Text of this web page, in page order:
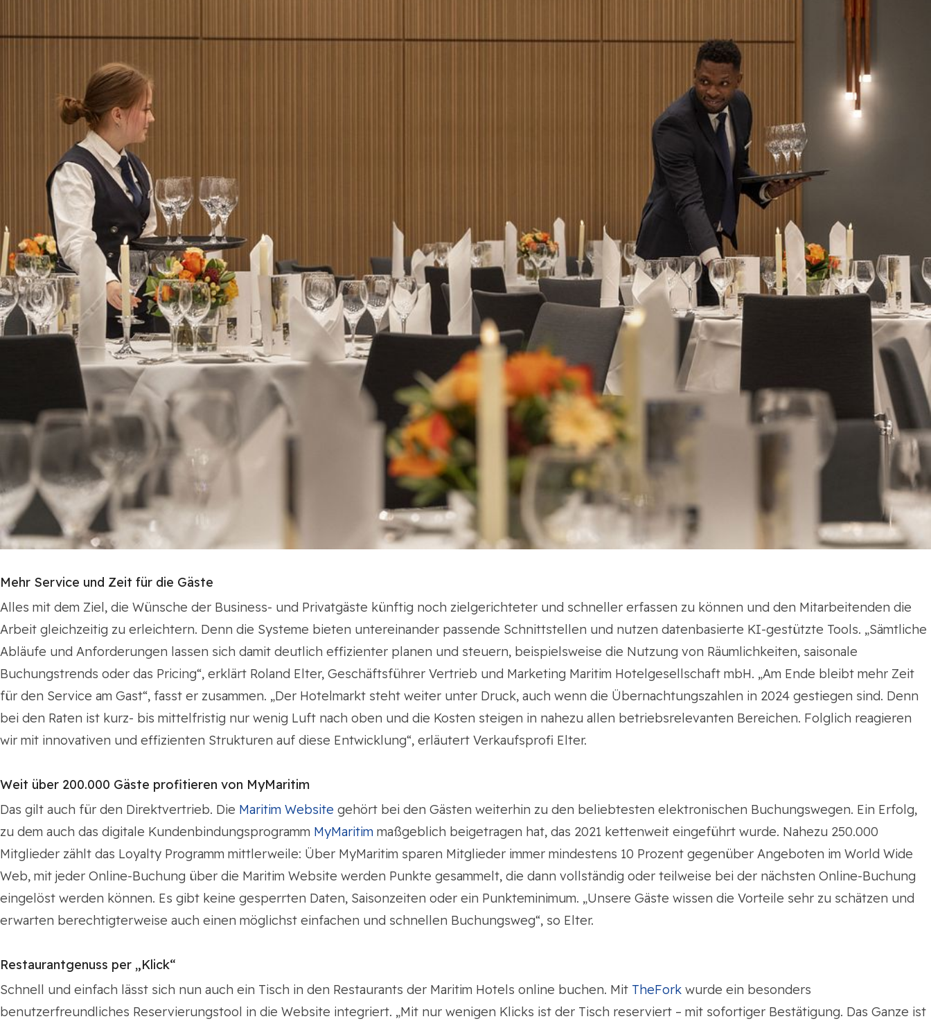
Mehr Service und Zeit für die Gäste
Alles mit dem Ziel, die Wünsche der Business- und Privatgäste künftig noch zielgerichteter und schneller erfassen zu können und den Mitarbeitenden die
Arbeit gleichzeitig zu erleichtern. Denn die Systeme bieten untereinander passende Schnittstellen und nutzen datenbasierte KI-gestützte Tools. „Sämtliche
Abläufe und Anforderungen lassen sich damit deutlich effizienter planen und steuern, beispielsweise die Nutzung von Räumlichkeiten, saisonale
Buchungstrends oder das Pricing“, erklärt Roland Elter, Geschäftsführer Vertrieb und Marketing Maritim Hotelgesellschaft mbH. „Am Ende bleibt mehr Zeit
für den Service am Gast“, fasst er zusammen. „Der Hotelmarkt steht weiter unter Druck, auch wenn die Übernachtungszahlen in 2024 gestiegen sind. Denn
bei den Raten ist kurz- bis mittelfristig nur wenig Luft nach oben und die Kosten steigen in nahezu allen betriebsrelevanten Bereichen. Folglich reagieren
wir mit innovativen und effizienten Strukturen auf diese Entwicklung“, erläutert Verkaufsprofi Elter.
Weit über 200.000 Gäste profitieren von MyMaritim
Das gilt auch für den Direktvertrieb. Die Maritim Website gehört bei den Gästen weiterhin zu den beliebtesten elektronischen Buchungswegen. Ein Erfolg,
zu dem auch das digitale Kundenbindungsprogramm MyMaritim maßgeblich beigetragen hat, das 2021 kettenweit eingeführt wurde. Nahezu 250.000
Mitglieder zählt das Loyalty Programm mittlerweile: Über MyMaritim sparen Mitglieder immer mindestens 10 Prozent gegenüber Angeboten im World Wide
Web, mit jeder Online-Buchung über die Maritim Website werden Punkte gesammelt, die dann vollständig oder teilweise bei der nächsten Online-Buchung
eingelöst werden können. Es gibt keine gesperrten Daten, Saisonzeiten oder ein Punkteminimum. „Unsere Gäste wissen die Vorteile sehr zu schätzen und
erwarten berechtigterweise auch einen möglichst einfachen und schnellen Buchungsweg“, so Elter.
Restaurantgenuss per „Klick“
Schnell und einfach lässt sich nun auch ein Tisch in den Restaurants der Maritim Hotels online buchen. Mit TheFork wurde ein besonders
benutzerfreundliches Reservierungstool in die Website integriert. „Mit nur wenigen Klicks ist der Tisch reserviert – mit sofortiger Bestätigung. Das Ganze ist